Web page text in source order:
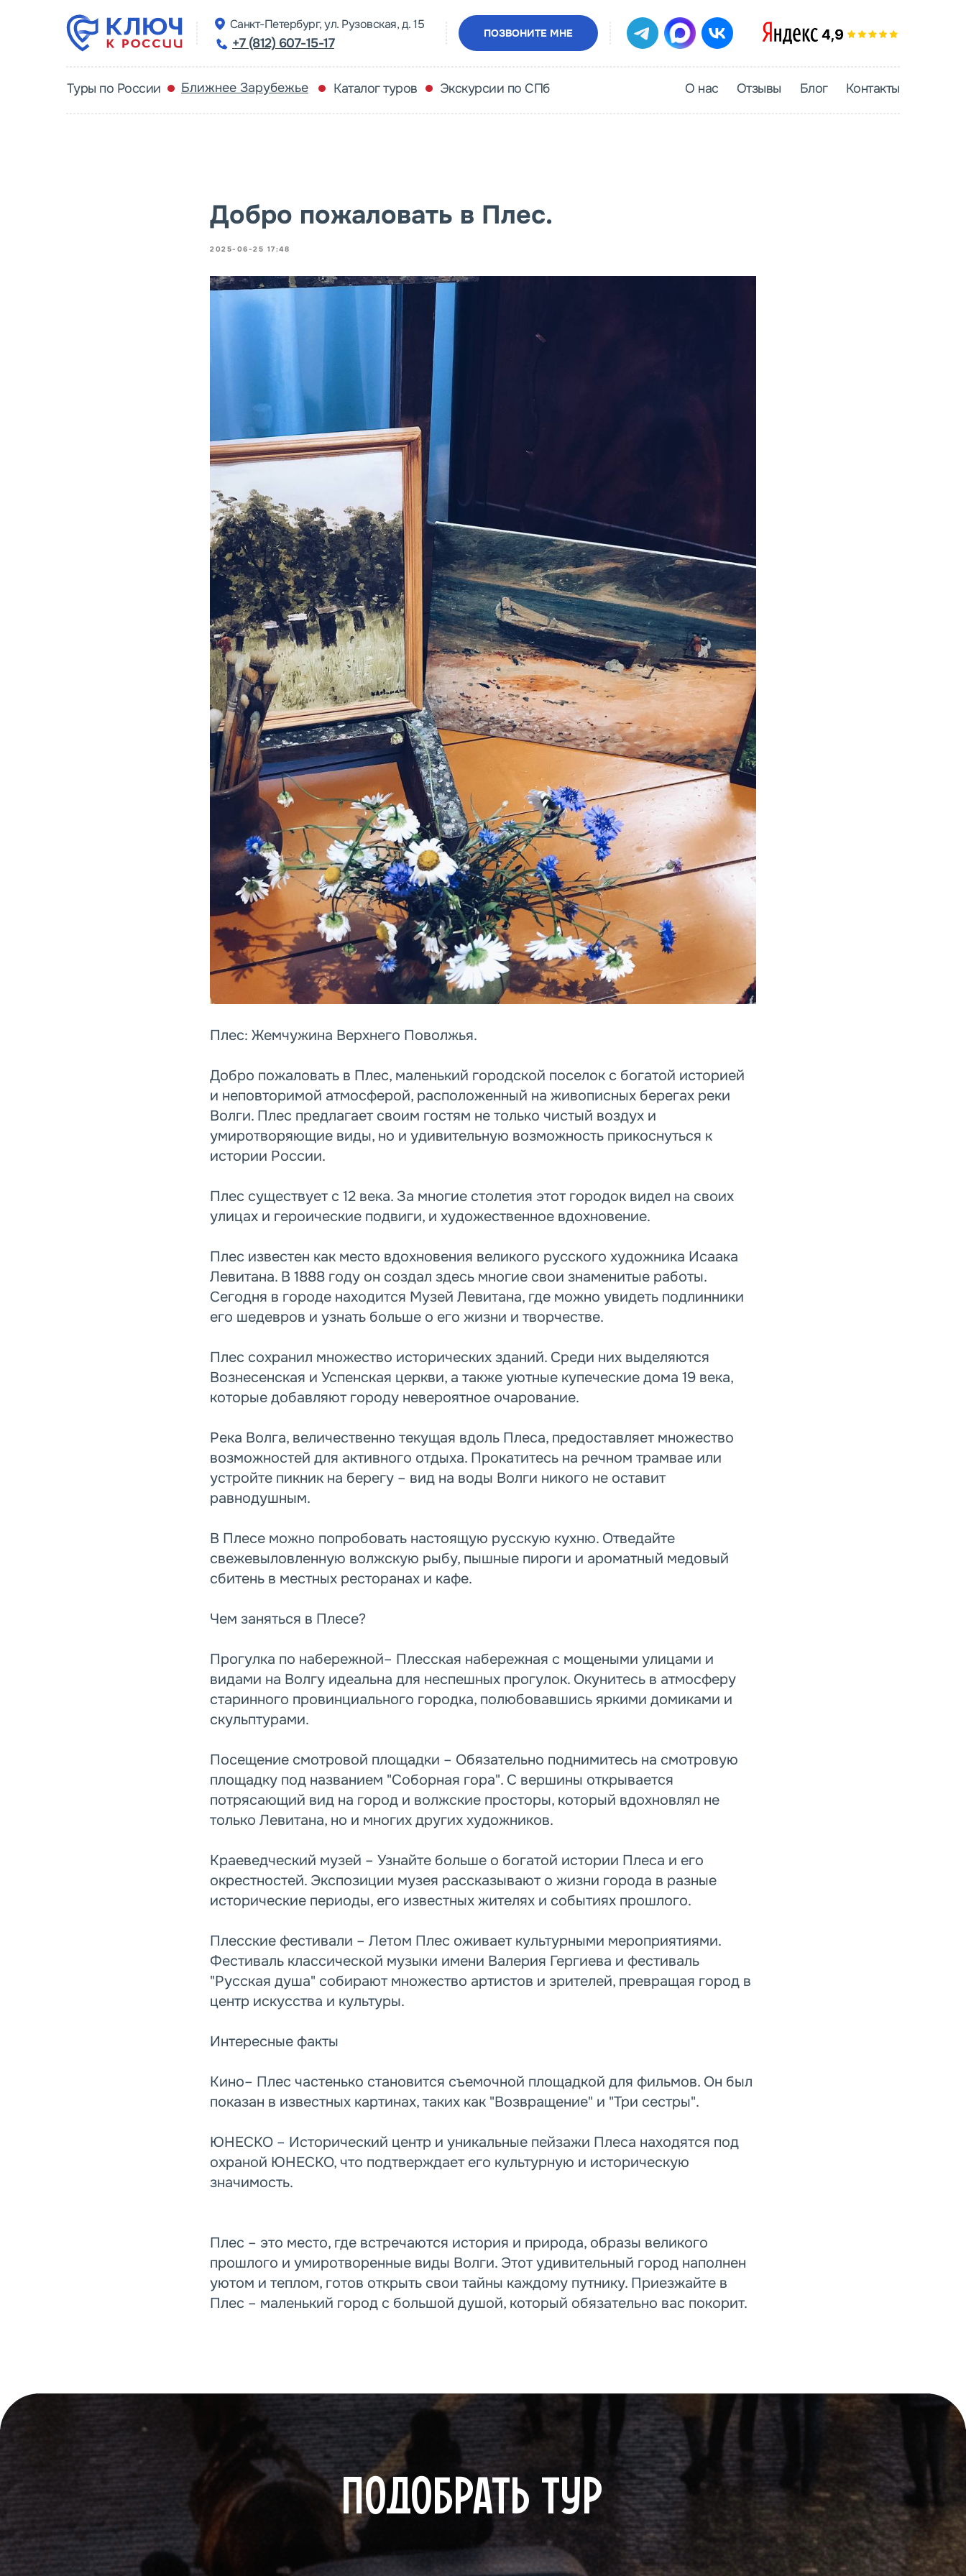
ПОЗВОНИТЕ МНЕ
+7 (812) 607-15-17
Санкт-Петербург, ул. Рузовская, д. 15
Каталог туров
Туры по России Экскурсии по СПб О нас Отзывы Блог Контакты
Ближнее Зарубежье
Добро пожаловать в Плес.
2025-06-25 17:48
Плес: Жемчужина Верхнего Поволжья.
Добро пожаловать в Плес, маленький городской поселок с богатой историей
и неповторимой атмосферой, расположенный на живописных берегах реки
Волги. Плес предлагает своим гостям не только чистый воздух и
умиротворяющие виды, но и удивительную возможность прикоснуться к
истории России.
Плес существует с 12 века. За многие столетия этот городок видел на своих
улицах и героические подвиги, и художественное вдохновение.
Плес известен как место вдохновения великого русского художника Исаака
Левитана. В 1888 году он создал здесь многие свои знаменитые работы.
Сегодня в городе находится Музей Левитана, где можно увидеть подлинники
его шедевров и узнать больше о его жизни и творчестве.
Плес сохранил множество исторических зданий. Среди них выделяются
Вознесенская и Успенская церкви, а также уютные купеческие дома 19 века,
которые добавляют городу невероятное очарование.
Река Волга, величественно текущая вдоль Плеса, предоставляет множество
возможностей для активного отдыха. Прокатитесь на речном трамвае или
устройте пикник на берегу – вид на воды Волги никого не оставит
равнодушным.
В Плесе можно попробовать настоящую русскую кухню. Отведайте
свежевыловленную волжскую рыбу, пышные пироги и ароматный медовый
сбитень в местных ресторанах и кафе.
Чем заняться в Плесе?
Прогулка по набережной– Плесская набережная с мощеными улицами и
видами на Волгу идеальна для неспешных прогулок. Окунитесь в атмосферу
старинного провинциального городка, полюбовавшись яркими домиками и
скульптурами.
Посещение смотровой площадки – Обязательно поднимитесь на смотровую
площадку под названием "Соборная гора". С вершины открывается
потрясающий вид на город и волжские просторы, который вдохновлял не
только Левитана, но и многих других художников.
Краеведческий музей – Узнайте больше о богатой истории Плеса и его
окрестностей. Экспозиции музея рассказывают о жизни города в разные
исторические периоды, его известных жителях и событиях прошлого.
Плесские фестивали – Летом Плес оживает культурными мероприятиями.
Фестиваль классической музыки имени Валерия Гергиева и фестиваль
"Русская душа" собирают множество артистов и зрителей, превращая город в
центр искусства и культуры.
Интересные факты
Кино– Плес частенько становится съемочной площадкой для фильмов. Он был
показан в известных картинах, таких как "Возвращение" и "Три сестры".
ЮНЕСКО – Исторический центр и уникальные пейзажи Плеса находятся под
охраной ЮНЕСКО, что подтверждает его культурную и историческую
значимость.
Плес – это место, где встречаются история и природа, образы великого
прошлого и умиротворенные виды Волги. Этот удивительный город наполнен
уютом и теплом, готов открыть свои тайны каждому путнику. Приезжайте в
Плес – маленький город с большой душой, который обязательно вас покорит.
ПОДОБРАТЬ ТУР